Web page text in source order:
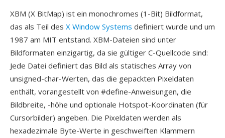
XBM (X BitMap) ist ein monochromes (1-Bit) Bildformat,
das als Teil des X Window Systems definiert wurde und um
1987 am MIT entstand. XBM-Dateien sind unter
Bildformaten einzigartig, da sie gültiger C-Quellcode sind:
Jede Datei definiert das Bild als statisches Array von
unsigned-char-Werten, das die gepackten Pixeldaten
enthält, vorangestellt von #define-Anweisungen, die
Bildbreite, -höhe und optionale Hotspot-Koordinaten (für
Cursorbilder) angeben. Die Pixeldaten werden als
hexadezimale Byte-Werte in geschweiften Klammern